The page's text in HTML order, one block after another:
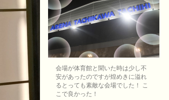
会場が体育館と聞いた時は少し不
安があったのですが煌めきに溢れ
るとっても素敵な会場でした！ こ
こで良かった！